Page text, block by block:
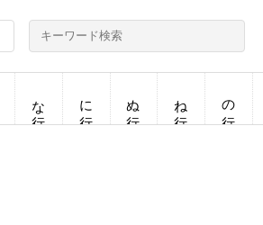
な行 に行 ぬ行 ね行 の行